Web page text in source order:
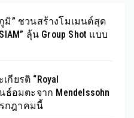
มิ” ชวนสร้างโมเมนต์สุด
ลุ้น Group Shot แบบ
กียรติ “Royal
ธ์อมตะจาก Mendelssohn
รกฎาคมนี้